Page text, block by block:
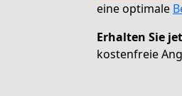
eine optimale
Erhalten Sie
kostenfreie